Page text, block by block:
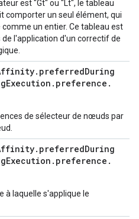
est "Gt" ou "Lt", le tableau
comporter un seul élément, qui
un entier. Ce tableau est
l'application d'un correctif de
. preferredDuring
Execution . preference .
de sélecteur de nœuds par
. preferredDuring
Execution . preference .
à laquelle s'applique le